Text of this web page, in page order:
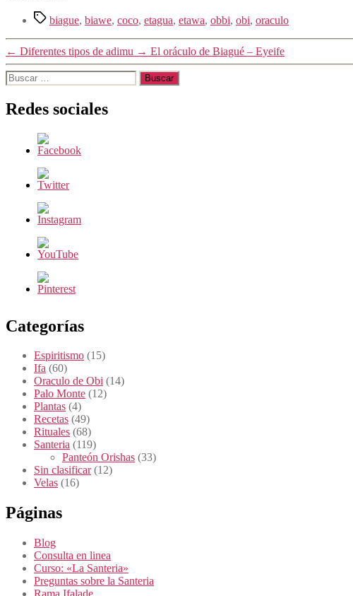
Etiquetas
biague, biawe, coco, etagua, etawa, obbi, obi, oraculo
← Diferentes tipos de adimu → El oráculo de Biagué – Eyeife
Buscar:
Redes sociales
Categorías
Espiritismo (15)
Ifa (60)
Oraculo de Obi (14)
Palo Monte (12)
Plantas (4)
Recetas (49)
Rituales (68)
Santeria (119)
Panteón Orishas (33)
Sin clasificar(12)
Velas (16)
Páginas
Blog
Consulta en linea
Curso: «La Santeria»
Preguntas sobre la Santeria